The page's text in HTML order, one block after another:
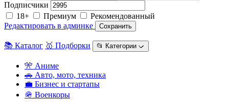
Подписчики
18+
Премиум
Рекомендованный
Редактировать в админке
Сохранить
📚 Каталог 🥇 Подборки 📂 Категории ᨆ
🎌 Аниме
🚗 Авто, мото, техника
💼 Бизнес и стартапы
🪖 Военкоры